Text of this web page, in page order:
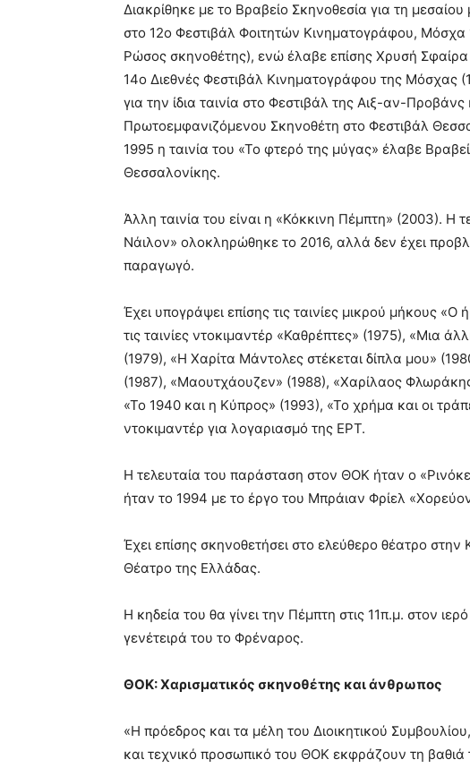
Διακρίθηκε με το Βραβείο Σκηνοθεσία για τη
στο 12ο Φεστιβάλ Φοιτητών Κινηματογράφου,
Ρώσος σκηνοθέτης), ενώ έλαβε επίσης Χρυσή Σφαίρα
14ο Διεθνές Φεστιβάλ Κινηματογράφου της Μόσχας
για την ίδια ταινία στο Φεστιβάλ της Αιξ-αν-
Πρωτοεμφανιζόμενου Σκηνοθέτη στο Φεστιβάλ
1995 η ταινία του «Το φτερό της μύγας» έλαβε
Θεσσαλονίκης.
Άλλη ταινία του είναι η «Κόκκινη Πέμπτη» (2003). Η
Νάιλον» ολοκληρώθηκε το 2016, αλλά δεν έχει
παραγωγό.
Έχει υπογράψει επίσης τις ταινίες μικρού μήκους
τις ταινίες ντοκιμαντέρ «Καθρέπτες» (1975), «Μια
(1979), «Η Χαρίτα Μάντολες στέκεται δίπλα μου»
(1987), «Μαουτχάουζεν» (1988), «Χαρίλαος
«Το 1940 και η Κύπρος» (1993), «Το χρήμα και οι
ντοκιμαντέρ για λογαριασμό της ΕΡΤ.
Η τελευταία του παράσταση στον ΘΟΚ ήταν ο
ήταν το 1994 με το έργο του Μπράιαν Φρίελ
Έχει επίσης σκηνοθετήσει στο ελεύθερο θέατρο
Θέατρο της Ελλάδας.
Η κηδεία του θα γίνει την Πέμπτη στις 11π.μ. στον
γενέτειρά του το Φρέναρος.
ΘΟΚ: Χαρισματικός σκηνοθέτης και άνθρωπος
«Η πρόεδρος και τα μέλη του Διοικητικού
και τεχνικό προσωπικό του ΘΟΚ εκφράζουν τη βαθιά